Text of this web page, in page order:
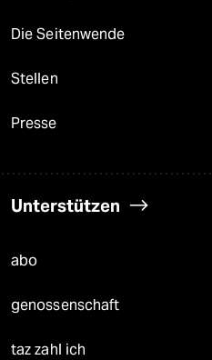
Die Seitenwende
Stellen
Presse
Unterstützen
abo
genossenschaft
taz zahl ich